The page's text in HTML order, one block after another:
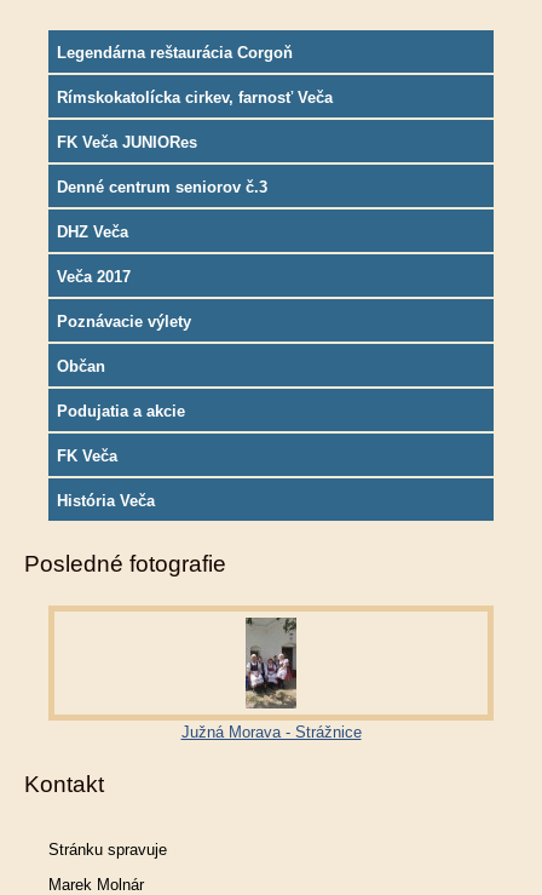
Legendárna reštaurácia Corgoň
Rímskokatolícka cirkev, farnosť Veča
FK Veča JUNIORes
Denné centrum seniorov č.3
DHZ Veča
Veča 2017
Poznávacie výlety
Občan
Podujatia a akcie
FK Veča
História Veča
Posledné fotografie
Južná Morava - Strážnice
Kontakt
Stránku spravuje
Marek Molnár